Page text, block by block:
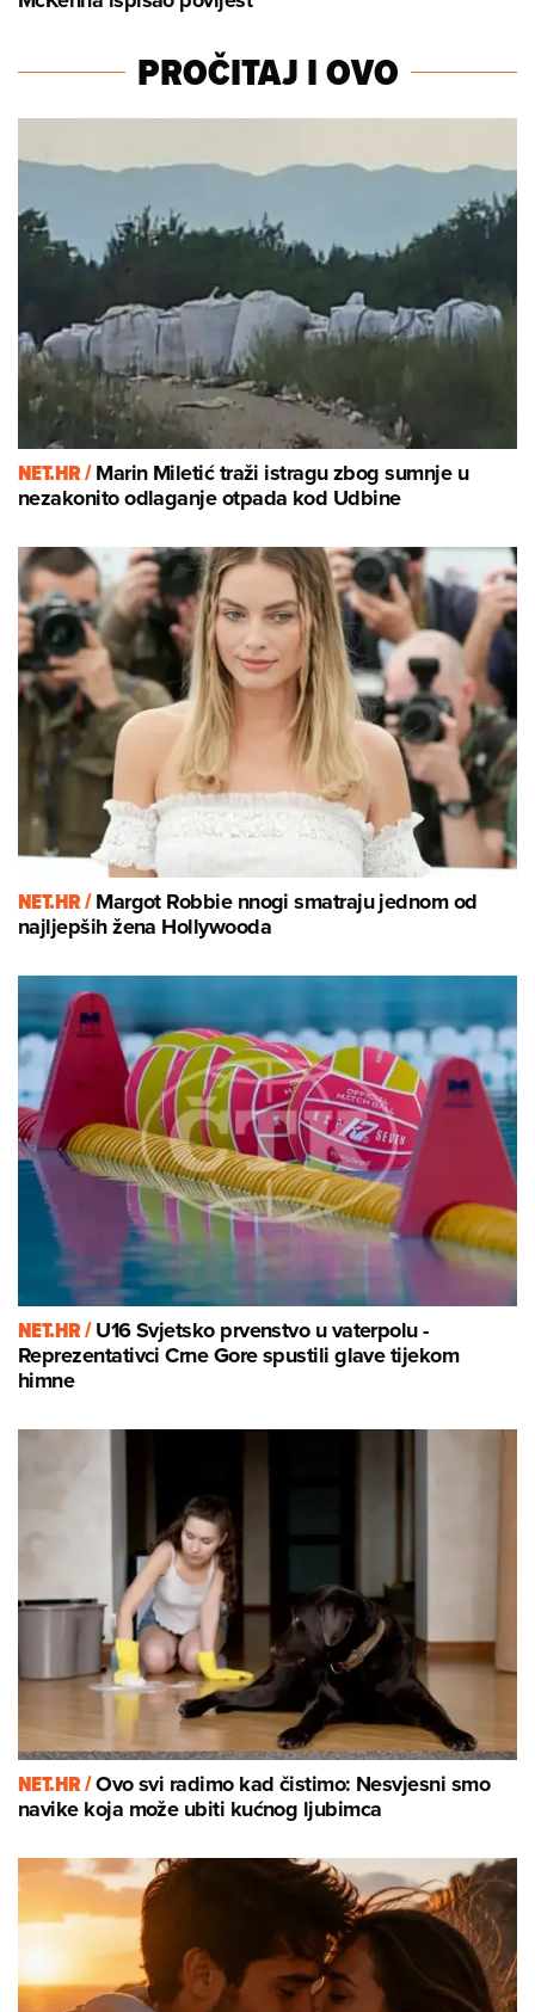
PROČITAJ I OVO
NET.HR /Marin Miletić traži istragu zbog sumnje u
nezakonito odlaganje otpada kod Udbine
NET.HR /Margot Robbie nnogi smatraju jednom od
najljepših žena Hollywooda
NET.HR /U16 Svjetsko prvenstvo u vaterpolu -
Reprezentativci Crne Gore spustili glave tijekom
himne
NET.HR /Ovo svi radimo kad čistimo: Nesvjesni smo
navike koja može ubiti kućnog ljubimca